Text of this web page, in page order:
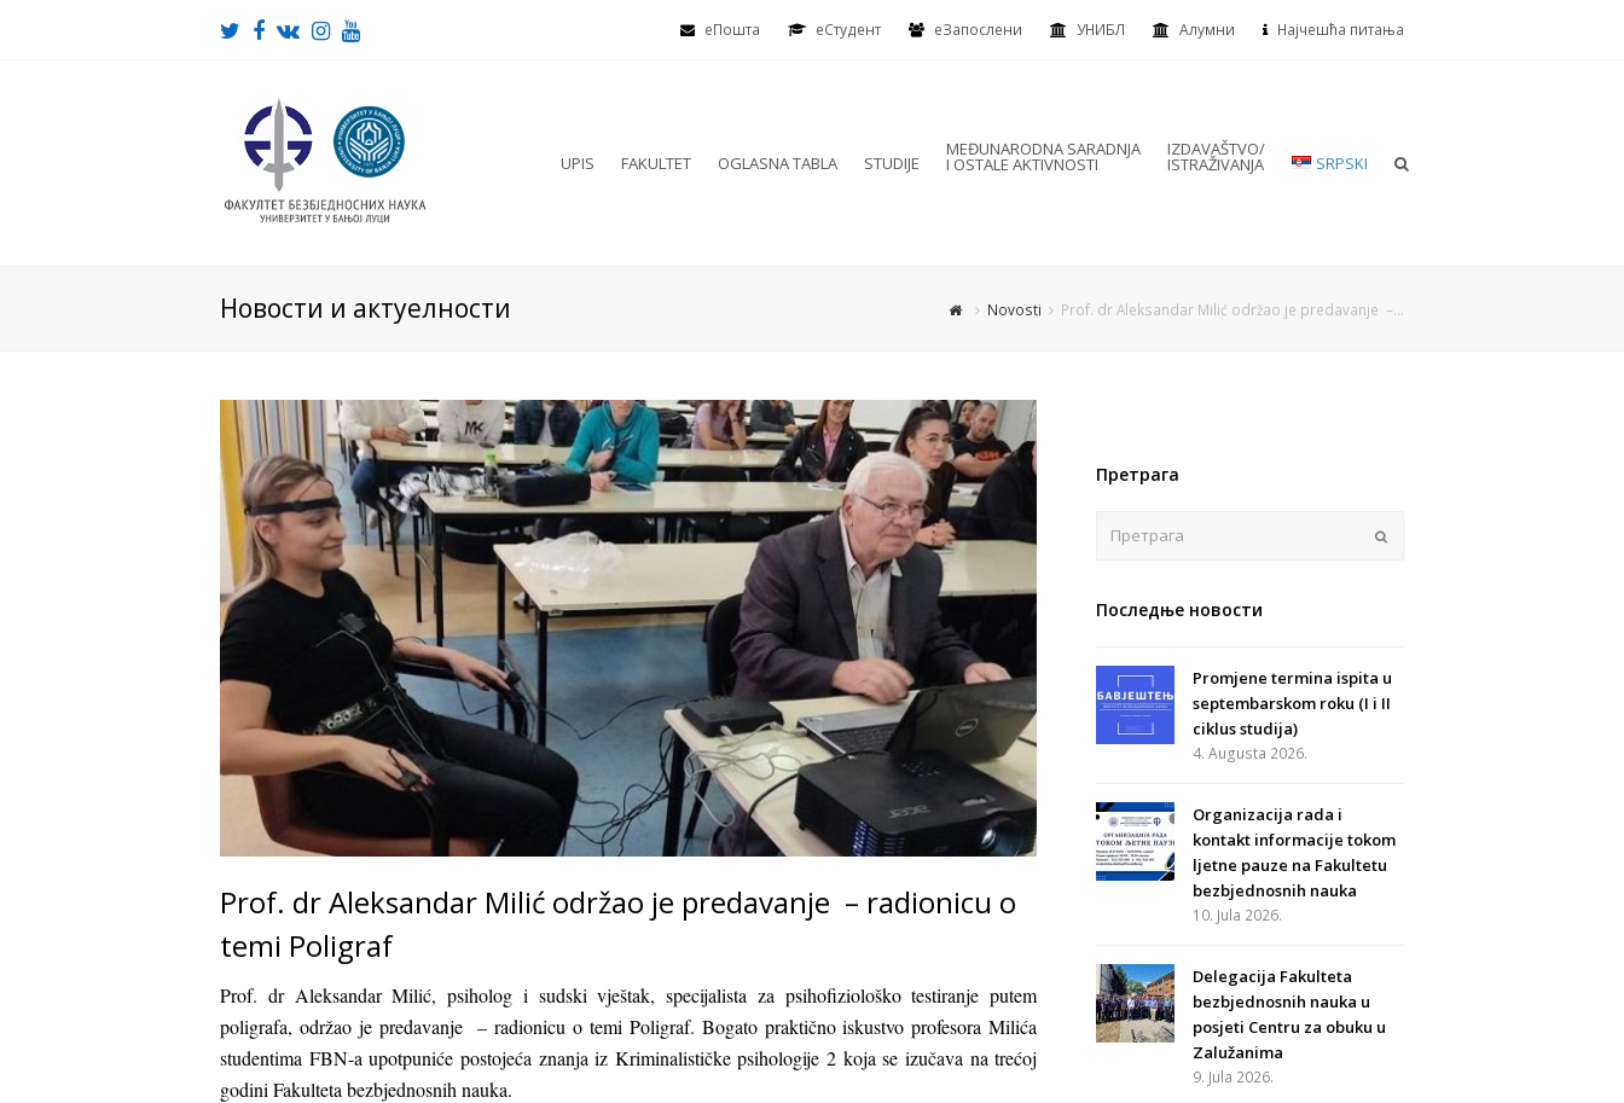
еПошта eСтудент еЗапослени УНИБЛ Алумни Најчешћа питања
Twitter
Facebook
VKInstagram
Youtube
UPIS FAKULTET OGLASNA TABLA STUDIJE
MEĐUNARODNA SARADNJA
I OSTALE AKTIVNOSTI
IZDAVAŠTVO/
ISTRAŽIVANJA SRPSKI
Новости и актуелности Novosti Prof. dr Aleksandar Milić održao je predavanje –…
Prof. dr Aleksandar Milić održao je predavanje – radionicu o
temi Poligraf
Prof. dr Aleksandar Milić, psiholog i sudski vještak, specijalista za psihofiziološko testiranje putem
poligrafa, održao je predavanje – radionicu o temi Poligraf. Bogato praktično iskustvo profesora Milića
studentima FBN-a upotpuniće postojeća znanja iz Kriminalističke psihologije 2 koja se izučava na trećoj
godini Fakulteta bezbjednosnih nauka.
Претрага
Последње новости
Promjene termina ispita u
septembarskom roku (I i II
ciklus studija)
4. Augusta 2026.
Organizacija rada i
kontakt informacije tokom
ljetne pauze na Fakultetu
bezbjednosnih nauka
10. Jula 2026.
Delegacija Fakulteta
bezbjednosnih nauka u
posjeti Centru za obuku u
Zalužanima
9. Jula 2026.